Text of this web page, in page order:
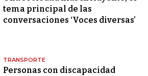
tema principal de las
conversaciones ‘Voces diversas’
TRANSPORTE
Personas con discapacidad